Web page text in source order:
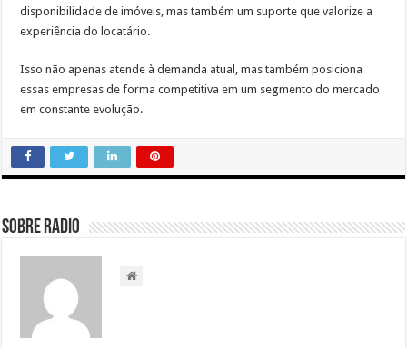
disponibilidade de imóveis, mas também um suporte que valorize a
experiência do locatário.
Isso não apenas atende à demanda atual, mas também posiciona
essas empresas de forma competitiva em um segmento do mercado
em constante evolução.
Sobre radio